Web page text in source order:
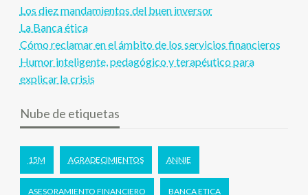
Los diez mandamientos del buen inversor
La Banca ética
Cómo reclamar en el ámbito de los servicios financieros
Humor inteligente, pedagógico y terapéutico para
explicar la crisis
Nube de etiquetas
15M AGRADECIMIENTOS ANNIE
ASESORAMIENTO FINANCIERO BANCA ETICA